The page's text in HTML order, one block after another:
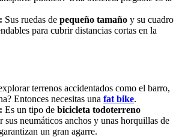
Sus ruedas de pequeño tamaño y su cuadro
para cubrir distancias cortas en la
terrenos accidentados como el barro,
Entonces necesitas una fat bike.
Es un tipo de bicicleta todoterreno
sus neumáticos anchos y unas horquillas de
un gran agarre.